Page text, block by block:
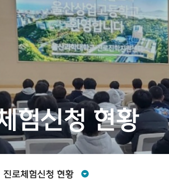
험신청 현황
진로체험신청 현황